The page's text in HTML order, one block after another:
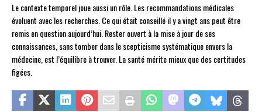
Le contexte temporel joue aussi un rôle. Les recommandations médicales
évoluent avec les recherches. Ce qui était conseillé il y a vingt ans peut être
remis en question aujourd’hui. Rester ouvert à la mise à jour de ses
connaissances, sans tomber dans le scepticisme systématique envers la
médecine, est l’équilibre à trouver. La santé mérite mieux que des certitudes
figées.